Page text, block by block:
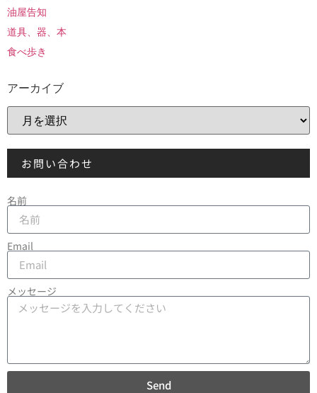
油屋告知
道具、器、本
食べ歩き
アーカイブ
お問い合わせ
名前
Email
メッセージ
Send